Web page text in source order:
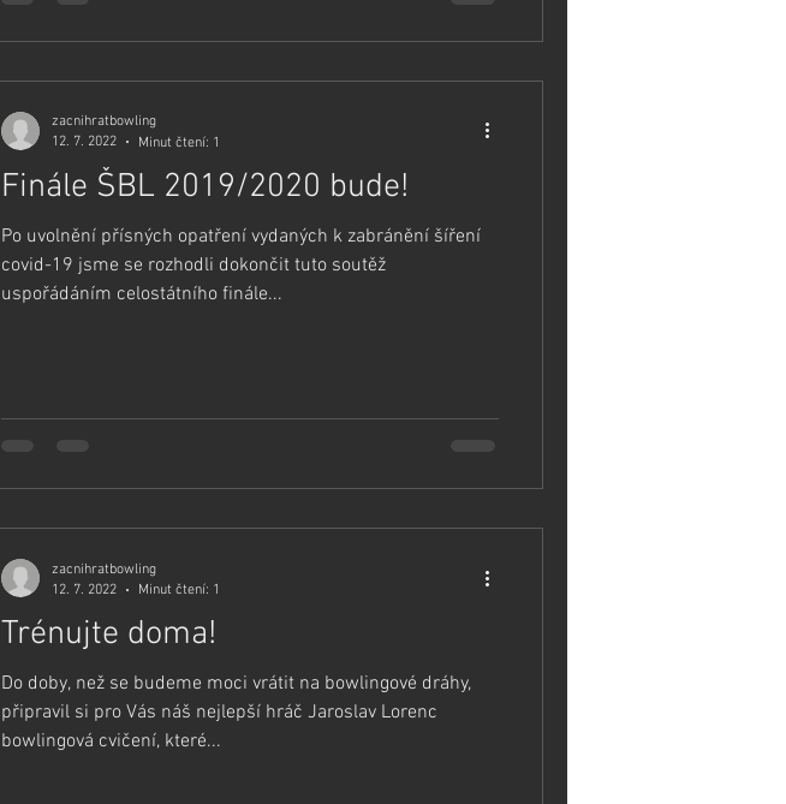
Finále ŠBL 2019/2020 bude!
Po uvolnění přísných opatření vydaných k zabránění šíření
covid-19 jsme se rozhodli dokončit tuto soutěž
uspořádáním celostátního finále...
zacnihratbowling
12. 7. 2022
Minut čtení: 1
Trénujte doma!
Do doby, než se budeme moci vrátit na bowlingové dráhy,
připravil si pro Vás náš nejlepší hráč Jaroslav Lorenc
bowlingová cvičení, které...
zacnihratbowling
12. 7. 2022
Minut čtení: 1